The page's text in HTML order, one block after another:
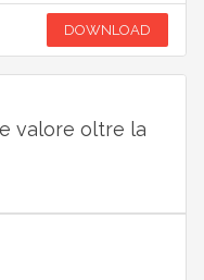
DOWNLOAD
valore oltre la